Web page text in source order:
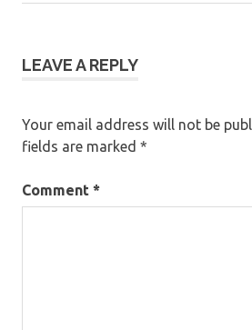
LEAVE A REPLY
Your email address will not be
fields are marked *
Comment *